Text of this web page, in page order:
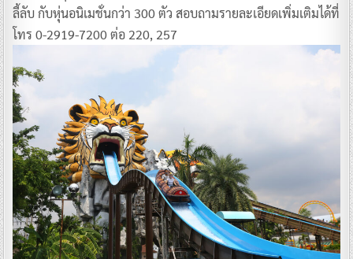
ลี้ลับ กับหุ่นอนิเมชั่นกว่า 300 ตัว สอบถามรายละเอียดเพิ่มเติมได้ที่
โทร 0-2919-7200 ต่อ 220, 257